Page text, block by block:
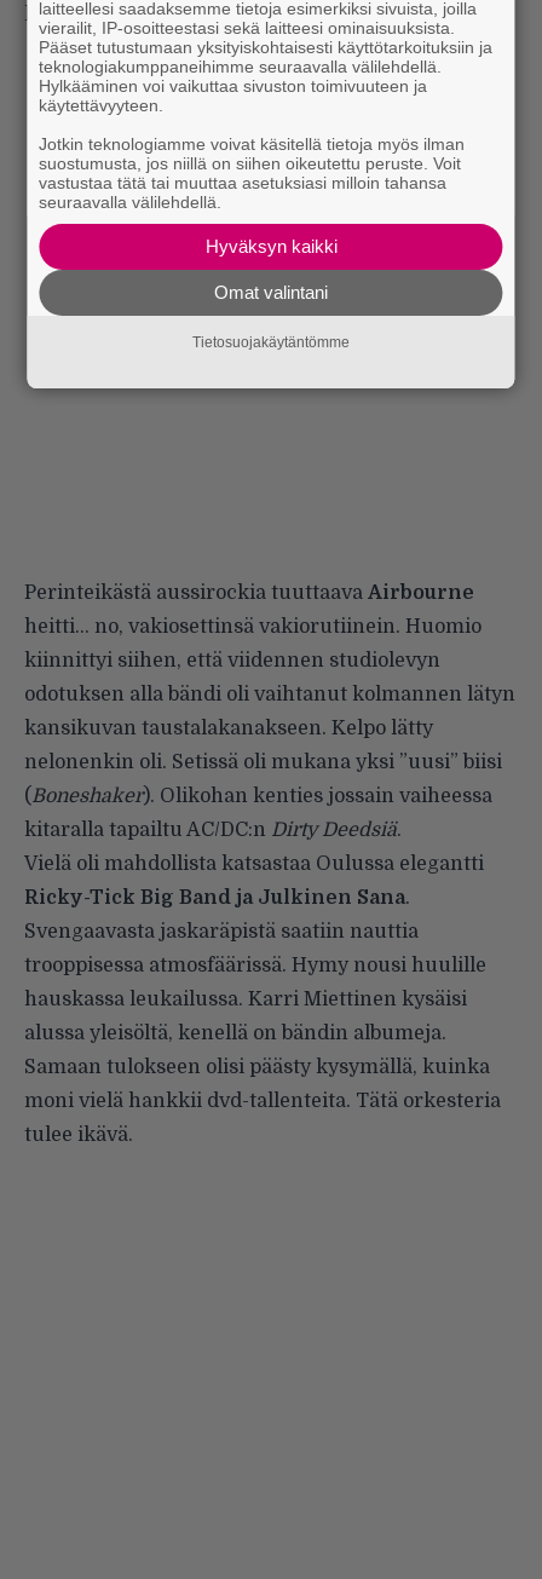
hyvin kestää pidempäänkin.
Perinteikästä aussirockia tuuttaava Airbourne
heitti… no, vakiosettinsä vakiorutiinein. Huomio
kiinnittyi siihen, että viidennen studiolevyn
odotuksen alla bändi oli vaihtanut kolmannen lätyn
kansikuvan taustalakanakseen. Kelpo lätty
nelonenkin oli. Setissä oli mukana yksi ”uusi” biisi
(Boneshaker). Olikohan kenties jossain vaiheessa
kitaralla tapailtu AC/DC:n Dirty Deedsiä.
Vielä oli mahdollista katsastaa Oulussa elegantti
Ricky-Tick Big Band ja Julkinen Sana.
Svengaavasta jaskaräpistä saatiin nauttia
trooppisessa atmosfäärissä. Hymy nousi huulille
hauskassa leukailussa. Karri Miettinen kysäisi
alussa yleisöltä, kenellä on bändin albumeja.
Samaan tulokseen olisi päästy kysymällä, kuinka
moni vielä hankkii dvd-tallenteita. Tätä orkesteria
tulee ikävä.
laitteellesi saadaksemme tietoja esimerkiksi sivuista, joilla
vierailit, IP-osoitteestasi sekä laitteesi ominaisuuksista.
Pääset tutustumaan yksityiskohtaisesti käyttötarkoituksiin ja
teknologiakumppaneihimme seuraavalla välilehdellä.
Hylkääminen voi vaikuttaa sivuston toimivuuteen ja
käytettävyyteen.
Jotkin teknologiamme voivat käsitellä tietoja myös ilman
suostumusta, jos niillä on siihen oikeutettu peruste. Voit
vastustaa tätä tai muuttaa asetuksiasi milloin tahansa
seuraavalla välilehdellä.
Hyväksyn kaikki
Omat valintani
Tietosuojakäytäntömme